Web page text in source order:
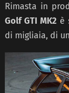
Rimasta in
Golf GTI MK2è
di migliaia, di